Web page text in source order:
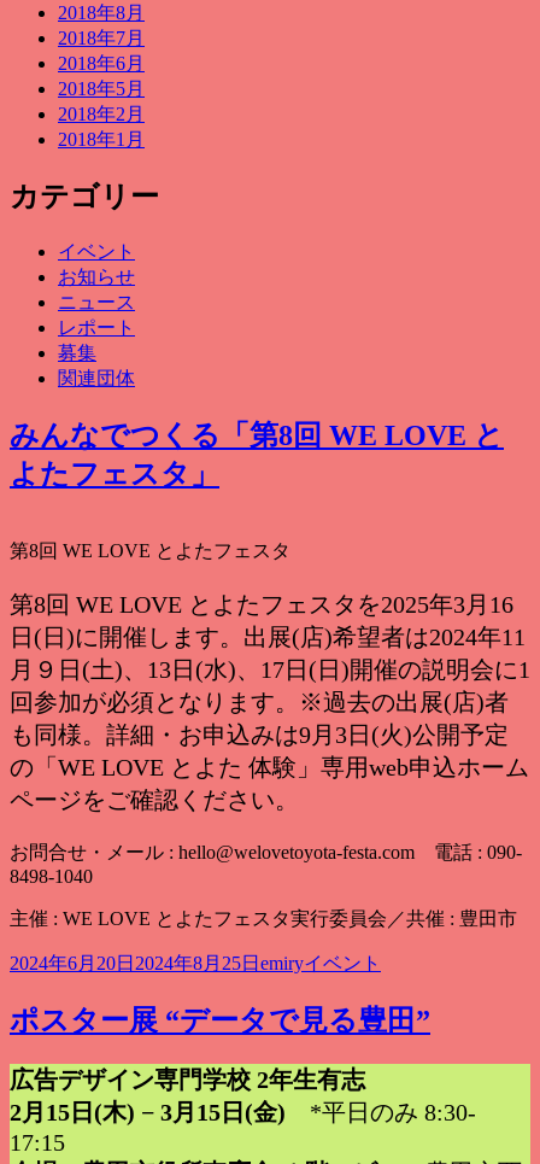
2018年8月
2018年7月
2018年6月
2018年5月
2018年2月
2018年1月
カテゴリー
イベント
お知らせ
ニュース
レポート
募集
関連団体
みんなでつくる「第8回 WE LOVE と
よたフェスタ」
第8回 WE LOVE とよたフェスタ
第8回 WE LOVE とよたフェスタを2025年3月16
日(日)に開催します。出展(店)希望者は2024年11
月９日(土)、13日(水)、17日(日)開催の説明会に1
回参加が必須となります。※過去の出展(店)者
も同様。詳細・お申込みは9月3日(火)公開予定
の「WE LOVE とよた 体験」専用web申込ホーム
ページをご確認ください。
お問合せ・メール : hello@welovetoyota-festa.com 電話 : 090-
8498-1040
主催 : WE LOVE とよたフェスタ実行委員会／共催 : 豊田市
投
日:
2024年6月20日 2024年8月25日 作
者
emiryカ
ゴ
リ
ー
イベント
ポスター展 “データで見る豊田”
広告デザイン専門学校 2年生有志
2月15日(木) − 3月15日(金) *平日のみ 8:30-
17:15